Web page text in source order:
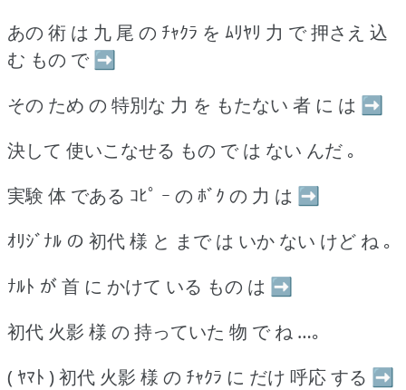
あの 術 は 九 尾 の ﾁｬｸﾗ を ﾑﾘﾔﾘ 力 で 押さえ 込
む もの で ➡
その ため の 特別な 力 を もたない 者 に は ➡
決して 使いこなせる もの で は ない んだ ｡
実験 体 である ｺﾋﾟ ｰ の ﾎﾞｸ の 力 は ➡
ｵﾘｼﾞﾅﾙ の 初代 様 と まで は いか ない けど ね ｡
ﾅﾙﾄ が 首 に かけて いる もの は ➡
初代 火影 様 の 持っていた 物 で ね …｡
( ﾔﾏﾄ ) 初代 火影 様 の ﾁｬｸﾗ に だけ 呼応 する ➡